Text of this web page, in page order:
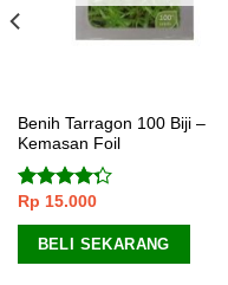
Benih Tarragon 100 Biji –
Kemasan Foil
Dinilai
4.00dari
Rp 15.000
BELI SEKARANG